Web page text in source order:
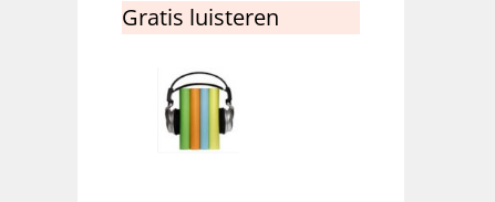
Gratis luisteren